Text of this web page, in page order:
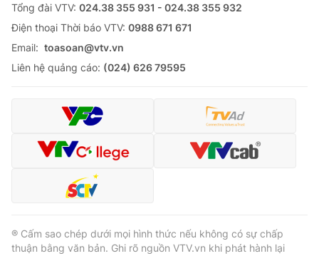
Tổng đài VTV: 024.38 355 931 - 024.38 355 932
Ðiện thoại Thời báo VTV: 0988 671 671
Email: toasoan@vtv.vn
Liên hệ quảng cáo: (024) 626 79595
® Cấm sao chép dưới mọi hình thức nếu không có sự chấp
thuận bằng văn bản. Ghi rõ nguồn VTV.vn khi phát hành lại